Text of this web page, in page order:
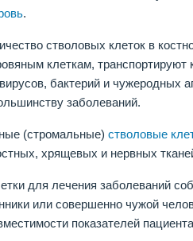
.
стволовых клеток в
клеткам,
бактерий и чужеродных
заболеваний.
(стромальные) стволовые
хрящевых и нервных
для лечения заболеваний
или совершенно чужой
показателей